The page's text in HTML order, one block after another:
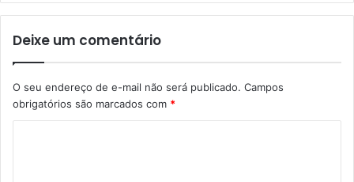
Deixe um comentário
O seu endereço de e-mail não será publicado. Campos
obrigatórios são marcados com *